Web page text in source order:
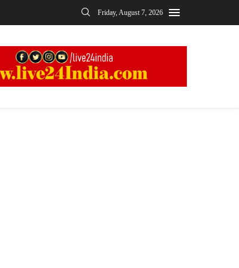
Friday, August 7, 2026